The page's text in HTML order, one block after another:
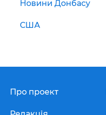
Новини Донбасу
США
Про проект